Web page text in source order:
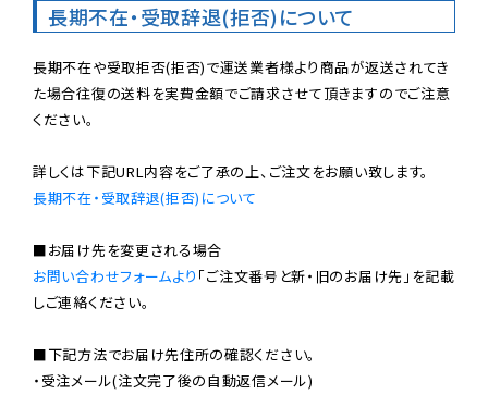
長期不在・受取辞退(拒否)について
長期不在や受取拒否(拒否)で運送業者様より商品が返送されてき
た場合往復の送料を実費金額でご請求させて頂きますのでご注意
ください。
長期不在・受取辞退(拒否)について
お問い合わせフォームより 「ご注文番号と新・旧のお届け先」を記載
しご連絡ください。
■下記方法でお届け先住所の確認ください。
・受注メール(注文完了後の自動返信メール)